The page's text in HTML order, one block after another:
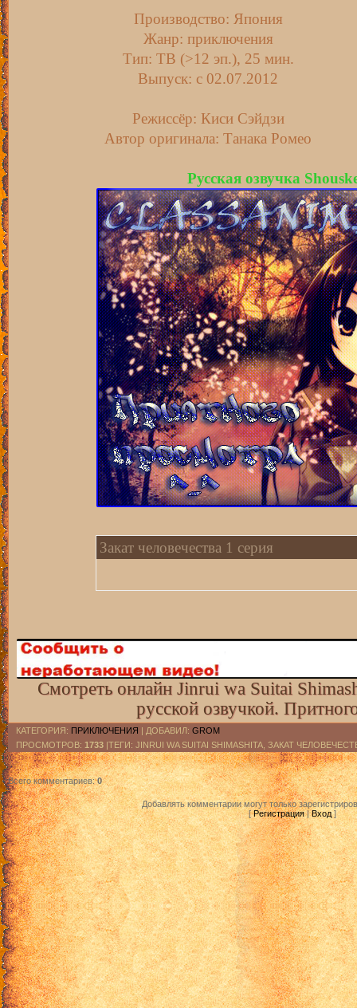
Производство: Япония
Жанр: приключения
Тип: ТВ (>12 эп.), 25 мин.
Выпуск: c 02.07.2012
Режиссёр: Киси Сэйдзи
Автор оригинала: Танака Ромео
Русская озвучка
Закат человечества 1 серия
Смотреть онлайн Jinrui wa Suitai
русской озвучкой.
КАТЕГОРИЯ: ПРИКЛЮЧЕНИЯ | ДОБАВИЛ: GROM
ПРОСМОТРОВ: 1733 |ТЕГИ: JINRUI WA SUITAI SHIMASHITA, ЗАКАТ
Всего комментариев:0
Добавлять комментарии могут только
[Регистрация|Вход]